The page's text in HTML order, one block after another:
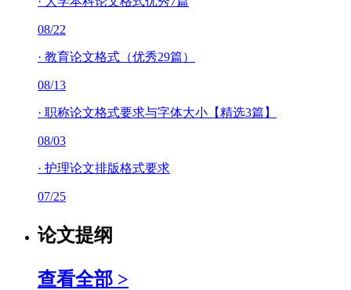
08/22
· 教育论文格式（优秀29篇）
08/13
· 职称论文格式要求与字体大小【精选3篇】
08/03
· 护理论文排版格式要求
07/25
论文提纲
查看全部 >